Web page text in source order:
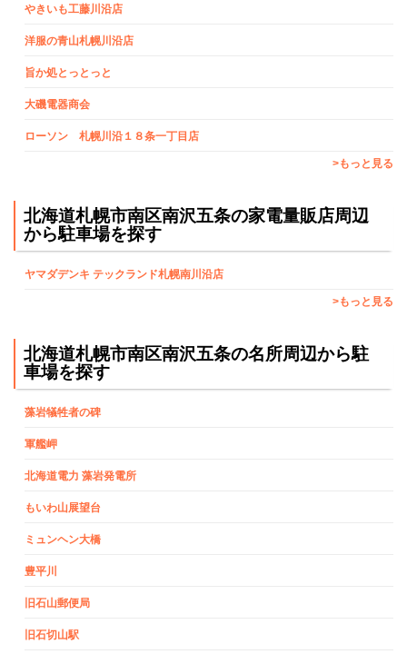
やきいも工藤川沿店
洋服の青山札幌川沿店
旨か処とっとっと
大磯電器商会
ローソン 札幌川沿１８条一丁目店
>もっと見る
北海道札幌市南区南沢五条の家電量販店周辺
から駐車場を探す
ヤマダデンキ テックランド札幌南川沿店
>もっと見る
北海道札幌市南区南沢五条の名所周辺から駐
車場を探す
藻岩犠牲者の碑
軍艦岬
北海道電力 藻岩発電所
もいわ山展望台
ミュンヘン大橋
豊平川
旧石山郵便局
旧石切山駅